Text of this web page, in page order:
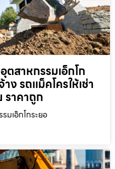
ตสาหกรรมเอ็กโก
ง รถแม็คโครให้เช่า
ราคาถูก
มเอ็กโกระยอ